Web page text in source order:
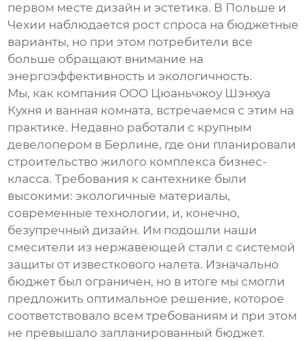
первом месте дизайн и эстетика. В Польше и
Чехии наблюдается рост спроса на бюджетные
варианты, но при этом потребители все
больше обращают внимание на
энергоэффективность и экологичность.
Мы, как компания ООО Цюаньчжоу Шэнхуа
Кухня и ванная комната, встречаемся с этим на
практике. Недавно работали с крупным
девелопером в Берлине, где они планировали
строительство жилого комплекса бизнес-
класса. Требования к сантехнике были
высокими: экологичные материалы,
современные технологии, и, конечно,
безупречный дизайн. Им подошли наши
смесители из нержавеющей стали с системой
защиты от известкового налета. Изначально
бюджет был ограничен, но в итоге мы смогли
предложить оптимальное решение, которое
соответствовало всем требованиям и при этом
не превышало запланированный бюджет.